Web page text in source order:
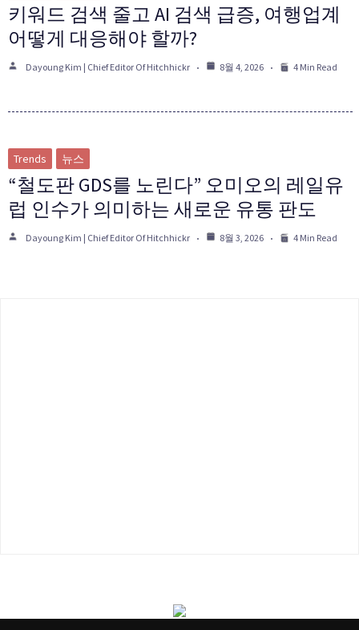
키워드 검색 줄고 AI 검색 급증, 여행업계
어떻게 대응해야 할까?
Dayoung Kim | Chief Editor Of Hitchhickr 8월 4, 2026 4 Min Read
Trends 뉴스
“철도판 GDS를 노린다” 오미오의 레일유
럽 인수가 의미하는 새로운 유통 판도
Dayoung Kim | Chief Editor Of Hitchhickr 8월 3, 2026 4 Min Read